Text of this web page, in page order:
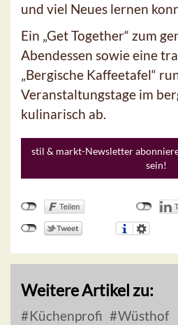
und viel Neues lernen
Ein „Get Together“ zum
Abendessen sowie eine
„Bergische Kaffeetafel“
Veranstaltungstage im
kulinarisch ab.
stil & markt-Newsletter
sein!
Weitere Artikel zu:
Küchenprofi Wüsthof